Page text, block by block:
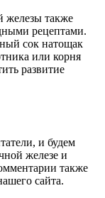
железы также
рецептами.
сок натощак
или корня
развитие
и будем
железе и
также
сайта.